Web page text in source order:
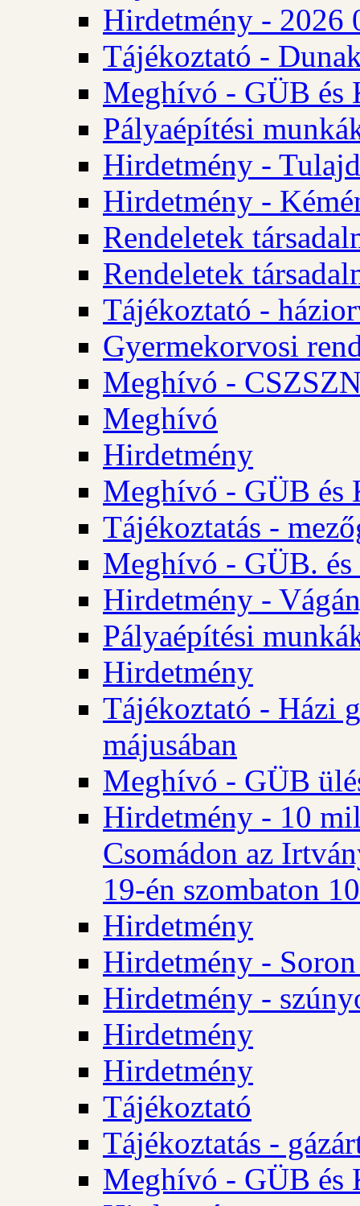
Hirdetmény - 2026
Tájékoztató -
Meghívó - GÜB és
Pályaépítési
Hirdetmény -
Hirdetmény -
Rendeletek
Rendeletek
Tájékoztató -
Gyermekorvosi
Meghívó -
Meghívó
Hirdetmény
Meghívó - GÜB és
Tájékoztatás -
Meghívó - GÜB.
Hirdetmény -
Pályaépítési
Hirdetmény
Tájékoztató - Házi
májusában
Meghívó - GÜB
Hirdetmény - 10
Csomádon az
19-én szombaton
Hirdetmény
Hirdetmény -
Hirdetmény -
Hirdetmény
Hirdetmény
Tájékoztató
Tájékoztatás -
Meghívó - GÜB és